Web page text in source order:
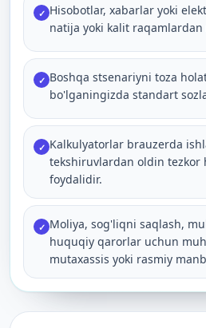
✓ Hisobotlar, xabarlar yoki
natija yoki kalit raqamlardan
✓ Boshqa stsenariyni toza
bo'lganingizda standart
✓ Kalkulyatorlar brauzerda
tekshiruvlardan oldin tezkor
foydalidir.
✓ Moliya, sog'liqni saqlash,
huquqiy qarorlar uchun
mutaxassis yoki rasmiy